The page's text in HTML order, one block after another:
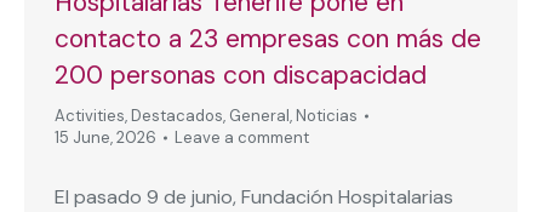
contacto a 23 empresas con más de
200 personas con discapacidad
Activities, Destacados, General, Noticias
15 June, 2026
Leave a comment
El pasado 9 de junio, Fundación Hospitalarias